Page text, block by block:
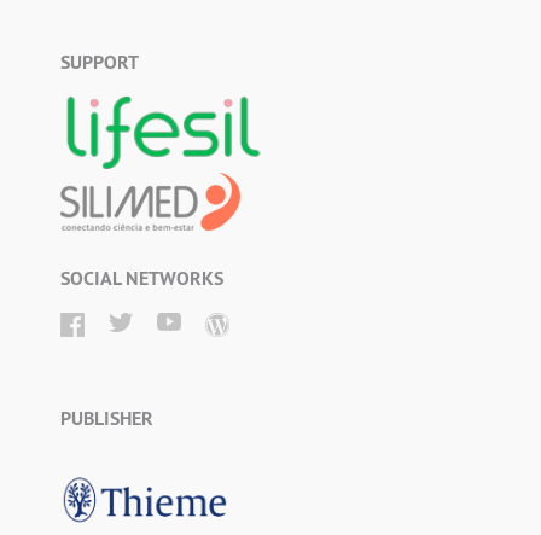
SUPPORT
SOCIAL NETWORKS
PUBLISHER